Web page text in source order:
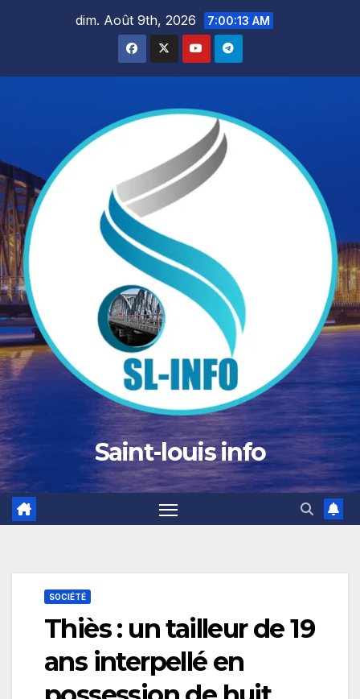
dim. Août 9th, 2026 7:00:15 AM
Saint-louis info
SOCIÉTÉ
Thiès : un tailleur de 19
ans interpellé en